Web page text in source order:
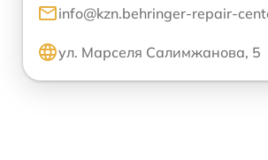
info@kzn.behringer-repair-
ул. Марселя Салимжанова, 5